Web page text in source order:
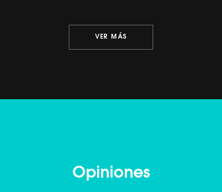
VER MÁS
Opiniones